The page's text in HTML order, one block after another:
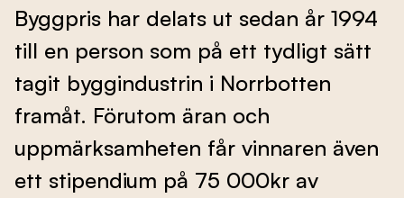
Branschens utveckling
Kontakta oss
Besök nbf.se
Byggpris har delats ut sedan år 1994
till en person som på ett tydligt sätt
tagit byggindustrin i Norrbotten
framåt. Förutom äran och
uppmärksamheten får vinnaren även
ett stipendium på 75 000kr av